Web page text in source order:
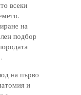
всеки
на
подбор
на първо
и